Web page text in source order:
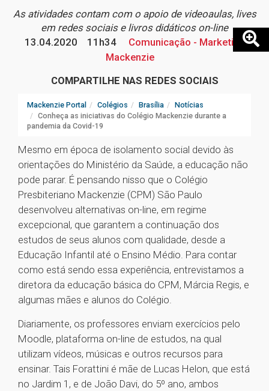
As atividades contam com o apoio de videoaulas, lives
em redes sociais e livros didáticos on-line
13.04.2020
11h34
Comunicação - Marketing
Mackenzie
COMPARTILHE NAS REDES SOCIAIS
Mackenzie Portal Colégios Brasília
Notícias
Conheça as iniciativas do Colégio Mackenzie durante a
pandemia da Covid-19
Mesmo em época de isolamento social devido às
orientações do Ministério da Saúde, a educação não
pode parar. É pensando nisso que o Colégio
Presbiteriano Mackenzie (CPM) São Paulo
desenvolveu alternativas on-line, em regime
excepcional, que garantem a continuação dos
estudos de seus alunos com qualidade, desde a
Educação Infantil até o Ensino Médio. Para contar
como está sendo essa experiência, entrevistamos a
diretora da educação básica do CPM, Márcia Regis, e
algumas mães e alunos do Colégio.
Diariamente, os professores enviam exercícios pelo
Moodle, plataforma on-line de estudos, na qual
utilizam vídeos, músicas e outros recursos para
ensinar. Tais Forattini é mãe de Lucas Helon, que está
no Jardim 1, e de João Davi, do 5º ano, ambos